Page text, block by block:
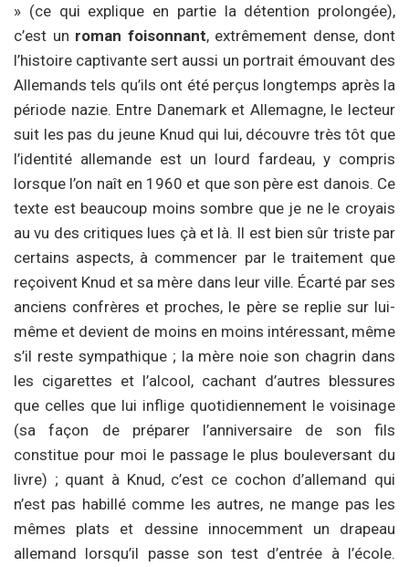
» (ce qui explique en partie la détention prolongée),
c’est un roman foisonnant, extrêmement dense, dont
l’histoire captivante sert aussi un portrait émouvant des
Allemands tels qu’ils ont été perçus longtemps après la
période nazie. Entre Danemark et Allemagne, le lecteur
suit les pas du jeune Knud qui lui, découvre très tôt que
l’identité allemande est un lourd fardeau, y compris
lorsque l’on naît en 1960 et que son père est danois. Ce
texte est beaucoup moins sombre que je ne le croyais
au vu des critiques lues çà et là. Il est bien sûr triste par
certains aspects, à commencer par le traitement que
reçoivent Knud et sa mère dans leur ville. Écarté par ses
anciens confrères et proches, le père se replie sur lui-
même et devient de moins en moins intéressant, même
s’il reste sympathique ; la mère noie son chagrin dans
les cigarettes et l’alcool, cachant d’autres blessures
que celles que lui inflige quotidiennement le voisinage
(sa façon de préparer l’anniversaire de son fils
constitue pour moi le passage le plus bouleversant du
livre) ; quant à Knud, c’est ce cochon d’allemand qui
n’est pas habillé comme les autres, ne mange pas les
mêmes plats et dessine innocemment un drapeau
allemand lorsqu’il passe son test d’entrée à l’école.